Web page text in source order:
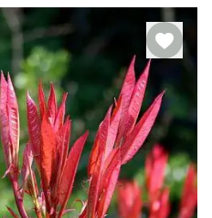
September für
November